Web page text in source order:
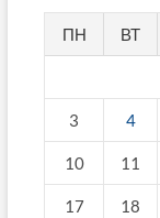
ПН ВТ
3 4
10 11
17 18